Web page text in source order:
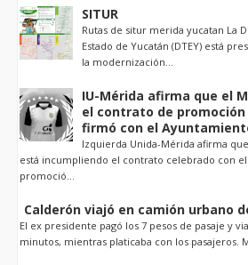
SITUR
Rutas de situr merida yucatan La
Estado de Yucatán (DTEY) está
la modernización...
IU-Mérida afirma que el
el contrato de promoción
firmó con el
Izquierda Unida-Mérida afirma
está incumpliendo el contrato celebrado con
promoció...
Calderón viajó en camión urbano
El ex presidente pagó los 7 pesos de pasaje y
minutos, mientras platicaba con los pasajeros.